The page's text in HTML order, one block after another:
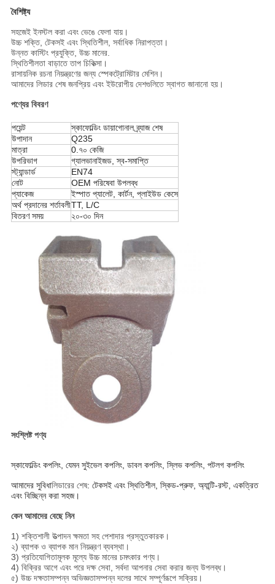
বৈশিষ্ট্য
সহজেই ইনস্টল করা এবং ভেঙে ফেলা যায়।
উচ্চ শক্তি, টেকসই এবং স্থিতিশীল, সর্বাধিক নিরাপত্তা।
উন্নত কাস্টিং প্রযুক্তি, উচ্চ মানের.
স্থিতিশীলতা বাড়াতে তাপ চিকিত্সা।
রাসায়নিক রচনা নিয়ন্ত্রণের জন্য স্পেকট্রোমিটার মেশিন।
আমাদের লিডার শেষ জনপ্রিয় এবং ইউরোপীয় দেশগুলিতে স্বাগত জানানো হয়।
পণ্যের বিবরণ
পয়েন্ট
স্কাফোল্ডিং ডায়াগোনাল ব্র্যাজ শেষ
উপাদান
Q235
মাত্রা
0.৭০ কেজি
উপরিভাগ
গ্যালভানাইজড, স্ব-সমাপ্তি
স্ট্যান্ডার্ড
EN74
নোট
OEM পরিষেবা উপলব্ধ
প্যাকেজ
ইস্পাত প্যালেট, কার্টন, প্লাইউড কেসে
অর্থ প্রদানের শর্তাবলীTT, L/C
বিতরণ সময়
২০-৩০ দিন
সংশ্লিষ্ট পণ্য
স্কাফোল্ডিং কপলিং, যেমন সুইভেল কপলিং, ডাবল কপলিং, স্লিভ কপলিং, পটলগ কপলিং
আমাদের সুবিধালিডারের শেষ: টেকসই এবং স্থিতিশীল, স্কিড-প্রুফ, অ্যান্টি-রস্ট, একত্রিত
এবং বিচ্ছিন্ন করা সহজ।
কেন আমাদের বেছে নিন
1) শক্তিশালী উত্পাদন ক্ষমতা সহ পেশাদার প্রস্তুতকারক।
২) ব্যাপক ও ব্যাপক মান নিয়ন্ত্রণ ব্যবস্থা।
3) প্রতিযোগিতামূলক মূল্যে উচ্চ মানের চমৎকার পণ্য।
4) বিক্রির আগে এবং পরে দক্ষ সেবা, সর্বদা আপনার সেবা করার জন্য উপলব্ধ।
৫) উচ্চ দক্ষতাসম্পন্ন অভিজ্ঞতাসম্পন্ন দলের সাথে সম্পূর্ণরূপে সক্রিয়।